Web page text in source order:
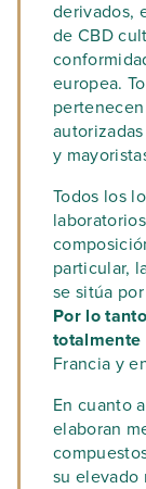
derivados,
de CBD
europea.
y
Todos los
particular,
se sitúa
Por lo
totalmente
Francia y
En cuanto
elaboran
su elevado